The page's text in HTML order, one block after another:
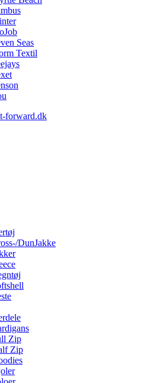
Seas
Textil
forward.dk
DunJakke
Zip
Zip